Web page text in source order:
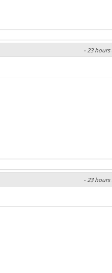
- 23 hours
- 23 hours